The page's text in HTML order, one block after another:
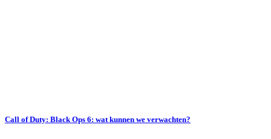
Call of Duty: Black Ops 6: wat kunnen we verwachten?